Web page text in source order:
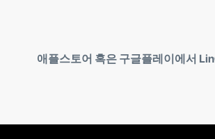
애플스토어 혹은 구글플레이에서